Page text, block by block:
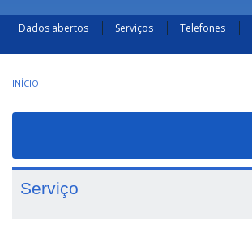
Dados abertos Serviços Telefones
INÍCIO
Serviço